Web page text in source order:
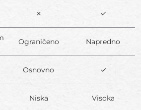
✗ ✓
Ograničeno Napredno
Osnovno ✓
Niska Visoka